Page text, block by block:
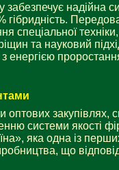
забезпечує надійна
гібридність.
спеціальної
та науковий
з енергією
оптових закупівлях,
системи якості
яка одна із
що